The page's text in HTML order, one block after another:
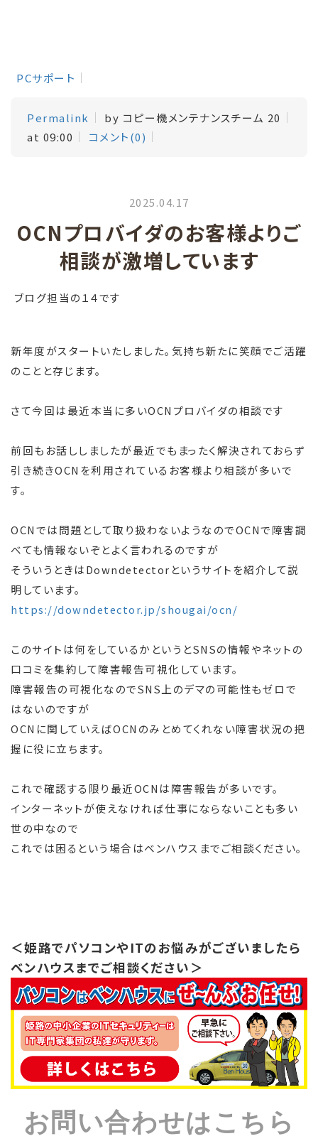
PCサポート
Permalink
by コピー機メンテナンスチーム 20
at 09:00
コメント(0)
2025.04.17
OCNプロバイダのお客様よりご
相談が激増しています
ブログ担当の１４です
新年度がスタートいたしました。気持ち新たに笑顔でご活躍
のことと存じます。
さて今回は最近本当に多いOCNプロバイダの相談です
前回もお話ししましたが最近でもまったく解決されておらず
引き続きOCNを利用されているお客様より相談が多いで
す。
OCNでは問題として取り扱わないようなのでOCNで障害調
べても情報ないぞとよく言われるのですが
そういうときはDowndetectorというサイトを紹介して説
明しています。
https://downdetector.jp/shougai/ocn/
このサイトは何をしているかというとSNSの情報やネットの
口コミを集約して障害報告可視化しています。
障害報告の可視化なのでSNS上のデマの可能性もゼロで
はないのですが
OCNに関していえばOCNのみとめてくれない障害状況の把
握に役に立ちます。
これで確認する限り最近OCNは障害報告が多いです。
インターネットが使えなければ仕事にならないことも多い
世の中なので
これでは困るという場合はベンハウスまでご相談ください。
＜姫路でパソコンやITのお悩みがございましたら
ベンハウスまでご相談ください＞
お問い合わせはこちら